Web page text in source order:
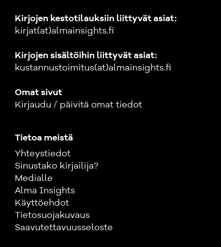
Kirjojen kestotilauksiin liittyvät asiat:
kirjat(at)almainsights.fi
Kirjojen sisältöihin liittyvät asiat:
kustannustoimitus(at)almainsights.fi
Omat sivut
Kirjaudu / päivitä omat tiedot
Tietoa meistä
Yhteystiedot
Sinustako kirjailija?
Medialle
Alma Insights
Käyttöehdot
Tietosuojakuvaus
Saavutettavuusseloste